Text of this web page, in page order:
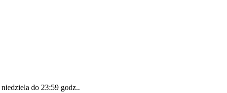
niedziela do 23:59 godz..